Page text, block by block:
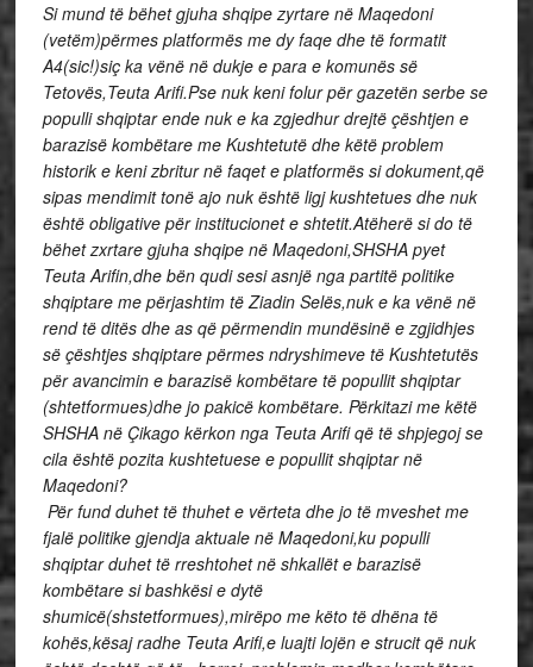
Si mund të bëhet gjuha shqipe zyrtare në Maqedoni
(vetëm)përmes platformës me dy faqe dhe të formatit
A4(sic!)siç ka vënë në dukje e para e komunës së
Tetovës,Teuta Arifi.Pse nuk keni folur për gazetën serbe se
populli shqiptar ende nuk e ka zgjedhur drejtë çështjen e
barazisë kombëtare me Kushtetutë dhe këtë problem
historik e keni zbritur në faqet e platformës si dokument,që
sipas mendimit tonë ajo nuk është ligj kushtetues dhe nuk
është obligative për institucionet e shtetit.Atëherë si do të
bëhet zxrtare gjuha shqipe në Maqedoni,SHSHA pyet
Teuta Arifin,dhe bën qudi sesi asnjë nga partitë politike
shqiptare me përjashtim të Ziadin Selës,nuk e ka vënë në
rend të ditës dhe as që përmendin mundësinë e zgjidhjes
së çështjes shqiptare përmes ndryshimeve të Kushtetutës
për avancimin e barazisë kombëtare të popullit shqiptar
(shtetformues)dhe jo pakicë kombëtare. Përkitazi me këtë
SHSHA në Çikago kërkon nga Teuta Arifi që të shpjegoj se
cila është pozita kushtetuese e popullit shqiptar në
Maqedoni?
Për fund duhet të thuhet e vërteta dhe jo të mveshet me
fjalë politike gjendja aktuale në Maqedoni,ku populli
shqiptar duhet të rreshtohet në shkallët e barazisë
kombëtare si bashkësi e dytë
shumicë(shstetformues),mirëpo me këto të dhëna të
kohës,kësaj radhe Teuta Arifi,e luajti lojën e strucit që nuk